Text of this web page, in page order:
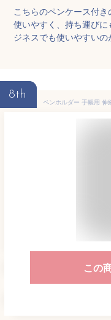
こちらのペンケース付
使いやすく、持ち運び
ジネスでも使いやすいの
8th
この